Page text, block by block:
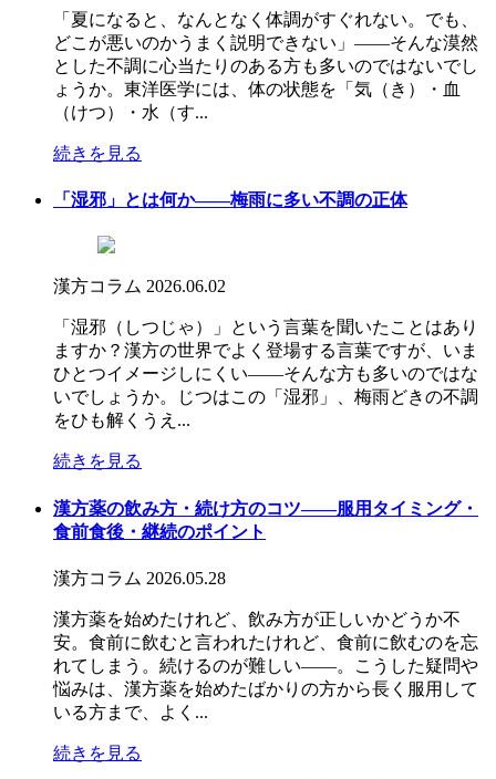
「夏になると、なんとなく体調がすぐれない。でも、
どこが悪いのかうまく説明できない」――そんな漠然
とした不調に心当たりのある方も多いのではないでし
ょうか。東洋医学には、体の状態を「気（き）・血
（けつ）・水（す...
続きを見る
「湿邪」とは何か――梅雨に多い不調の正体
漢方コラム 2026.06.02
「湿邪（しつじゃ）」という言葉を聞いたことはあり
ますか？漢方の世界でよく登場する言葉ですが、いま
ひとつイメージしにくい――そんな方も多いのではな
いでしょうか。じつはこの「湿邪」、梅雨どきの不調
をひも解くうえ...
続きを見る
漢方薬の飲み方・続け方のコツ――服用タイミング・
食前食後・継続のポイント
漢方コラム 2026.05.28
漢方薬を始めたけれど、飲み方が正しいかどうか不
安。食前に飲むと言われたけれど、食前に飲むのを忘
れてしまう。続けるのが難しい——。こうした疑問や
悩みは、漢方薬を始めたばかりの方から長く服用して
いる方まで、よく...
続きを見る